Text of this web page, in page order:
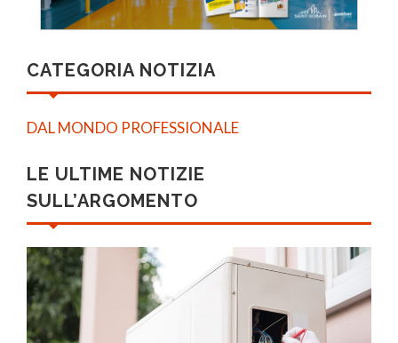
CATEGORIA NOTIZIA
DAL MONDO PROFESSIONALE
LE ULTIME NOTIZIE
SULL’ARGOMENTO